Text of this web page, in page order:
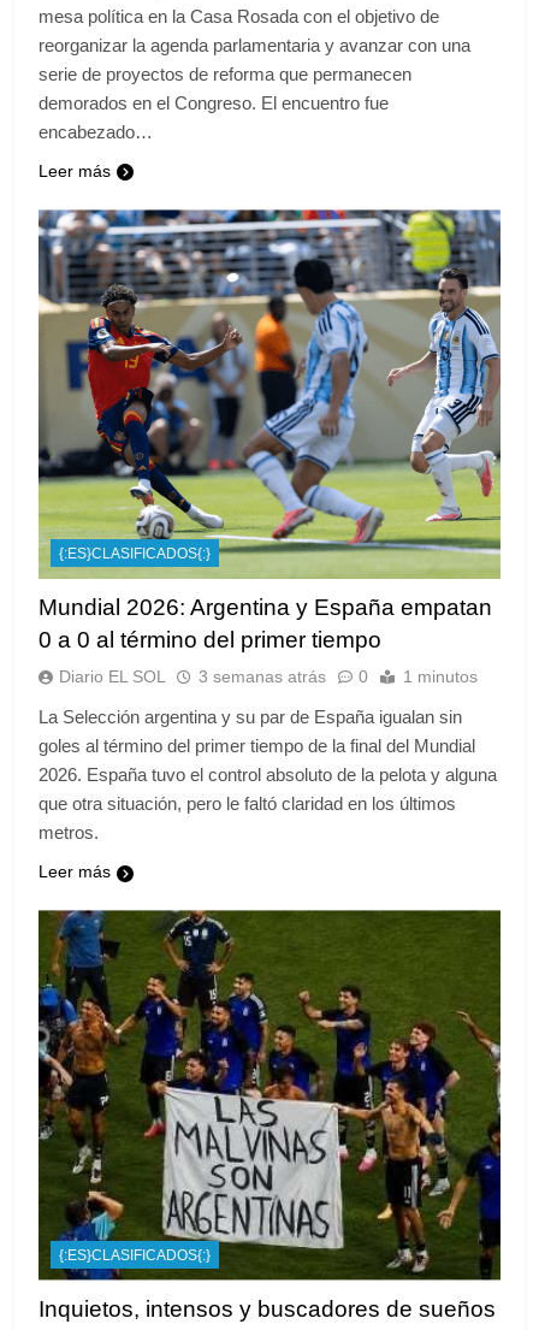
mesa política en la Casa Rosada con el objetivo de
reorganizar la agenda parlamentaria y avanzar con una
serie de proyectos de reforma que permanecen
demorados en el Congreso. El encuentro fue
encabezado…
Leer más
{:ES}CLASIFICADOS{:}
Mundial 2026: Argentina y España empatan
0 a 0 al término del primer tiempo
Diario EL SOL 3 semanas atrás 0 1 minutos
La Selección argentina y su par de España igualan sin
goles al término del primer tiempo de la final del Mundial
2026. España tuvo el control absoluto de la pelota y alguna
que otra situación, pero le faltó claridad en los últimos
metros.
Leer más
{:ES}CLASIFICADOS{:}
Inquietos, intensos y buscadores de sueños